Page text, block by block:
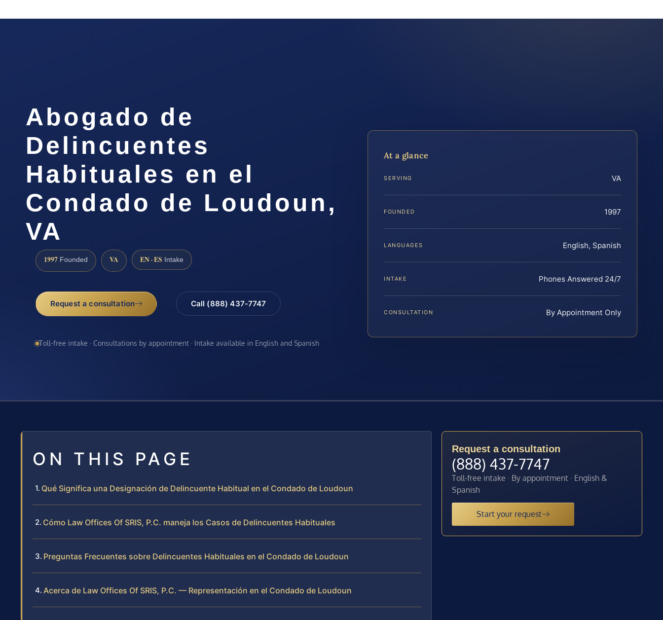
Abogado de
Delincuentes
Habituales en el
Condado de Loudoun,
VA
1997 Founded VA EN · ES Intake
Request a consultation Call (888) 437-7747
Toll-free intake · Consultations by appointment · Intake available in English and Spanish
At a glance
SERVING VA
FOUNDED 1997
LANGUAGES English, Spanish
INTAKE Phones Answered 24/7
CONSULTATION By Appointment Only
ON THIS PAGE
Qué Significa una Designación de Delincuente Habitual en el Condado de Loudoun
Cómo Law Offices Of SRIS, P.C. maneja los Casos de Delincuentes Habituales
Preguntas Frecuentes sobre Delincuentes Habituales en el Condado de Loudoun
Acerca de Law Offices Of SRIS, P.C. — Representación en el Condado de Loudoun
Request a consultation
(888) 437-7747
Toll-free intake · By appointment · English &
Spanish
Start your request